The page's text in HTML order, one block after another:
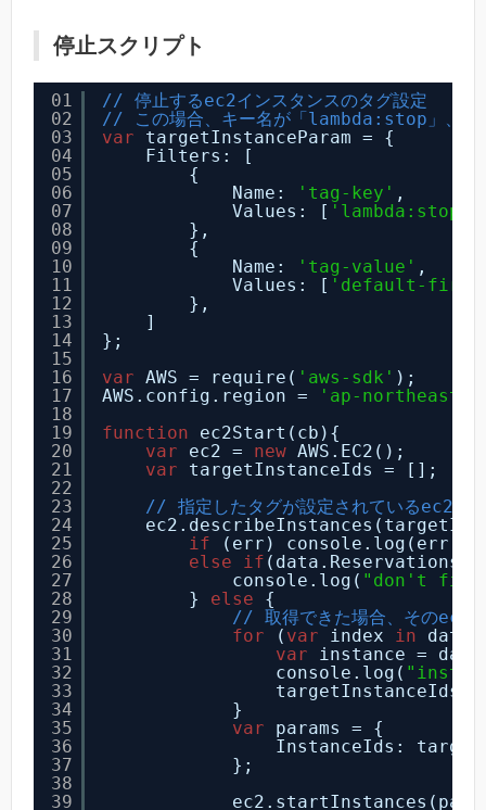
停止スクリプト
01
02
03
04
05
06
07
08
09
10
11
12
13
14
15
16
17
18
19
20
21
22
23
24
25
26
27
28
29
30
31
32
33
34
35
36
37
38
39
// 停止するec2インスタンスのタグ設定
// この場合、キー名が「lambda:stop」
var
targetInstanceParam = {
Filters: [
{
Name:
'tag-key' ,
Values: [ 'lambda:stop'
},
{
Name:
'tag-value' ,
Values: [ 'default-
},
]
};
var AWS = require( 'aws-sdk' );
AWS.config.region =
'ap-northeast-
function
ec2Start(cb){
var
ec2 = new AWS.EC2();
var
targetInstanceIds = [];
// 指定したタグが設定されているec2イ
if
(err) console.log(err,
else
if
console.log( "don't find
} else
{
// 取得できた場合、そのec2
for
( var index in
var
instance =
console.log(
}
var
params = {
InstanceIds:
};